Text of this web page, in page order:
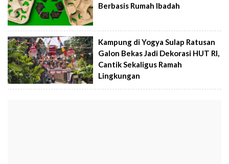
Berbasis Rumah Ibadah
Kampung di Yogya Sulap Ratusan
Galon Bekas Jadi Dekorasi HUT RI,
Cantik Sekaligus Ramah
Lingkungan